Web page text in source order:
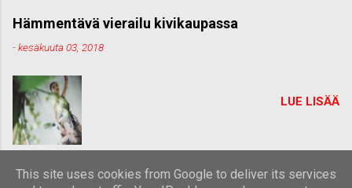
Hämmentävä vierailu kivikaupassa
-kesäkuuta 03, 2018
LUE LISÄÄ
This site uses cookies from Google to deliver its services